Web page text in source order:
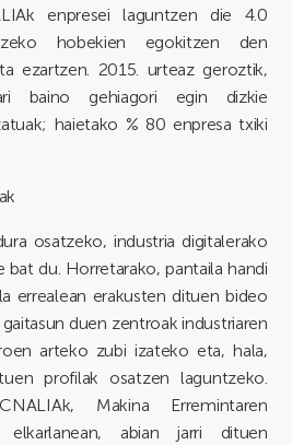
enpresei laguntzen die 4.0
hobekien egokitzen den
ezartzen. 2015. urteaz geroztik,
baino gehiagori egin dizkie
haietako % 80 enpresa txiki
osatzeko, industria digitalerako
du. Horretarako, pantaila handi
errealean erakusten dituen bideo
duen zentroak industriaren
arteko zubi izateko eta, hala,
profilak osatzen laguntzeko.
Makina Erremintaren
elkarlanean, abian jarri dituen